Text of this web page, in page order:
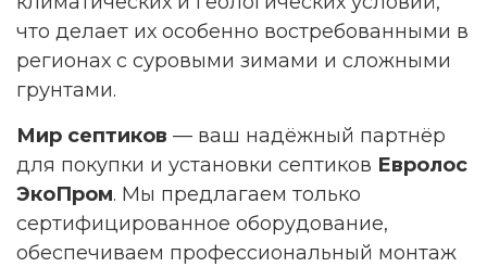
что делает их особенно востребованными в
регионах с суровыми зимами и сложными
грунтами.
Мир септиков — ваш надёжный партнёр
для покупки и установки септиков Евролос
ЭкоПром. Мы предлагаем только
сертифицированное оборудование,
обеспечиваем профессиональный монтаж